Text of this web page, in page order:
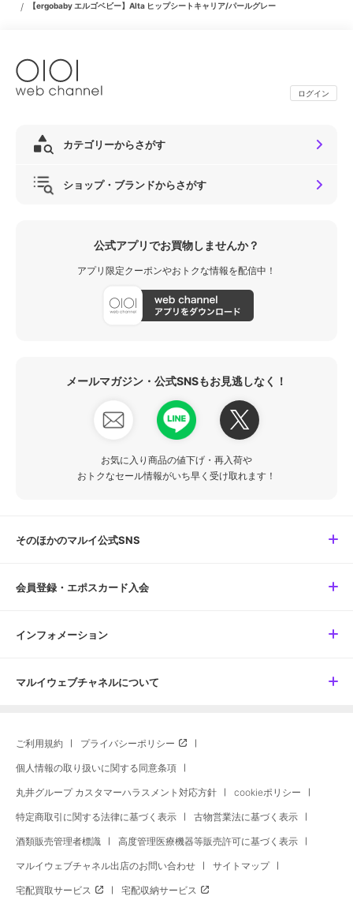
/ 【ergobaby エルゴベビー】Alta ヒップシートキャリア/パールグレー
ログイン
カテゴリーからさがす
ショップ・ブランドからさがす
公式アプリでお買物しませんか？
アプリ限定クーポンやおトクな情報を配信中！
メールマガジン・公式SNSもお見逃しなく！
お気に入り商品の値下げ・再入荷や
おトクなセール情報がいち早く受け取れます！
そのほかのマルイ公式SNS
会員登録・エポスカード入会
インフォメーション
マルイウェブチャネルについて
ご利用規約 プライバシーポリシー
個人情報の取り扱いに関する同意条項
丸井グループ カスタマーハラスメント対応方針 cookieポリシー
特定商取引に関する法律に基づく表示 古物営業法に基づく表示
酒類販売管理者標識 高度管理医療機器等販売許可に基づく表示
マルイウェブチャネル出店のお問い合わせ サイトマップ
宅配買取サービス 宅配収納サービス